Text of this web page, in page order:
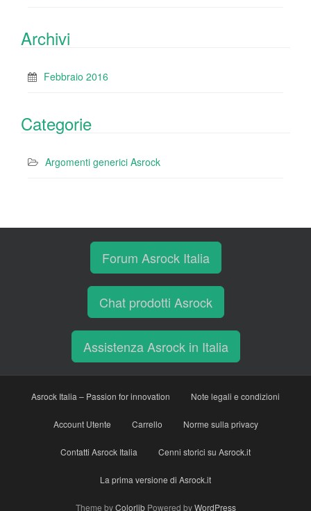
Archivi
Febbraio 2016
Categorie
Argomenti generici Asrock
Forum Asrock Italia
Chat prodotti Asrock
Assistenza Asrock in Italia
Asrock Italia – Passion for innovation Note legali e condizioni
Account Utente Carrello Norme sulla privacy
Contatti Asrock Italia Cenni storici su Asrock.it
La prima versione di Asrock.it
Theme byColorlibPowered byWordPress